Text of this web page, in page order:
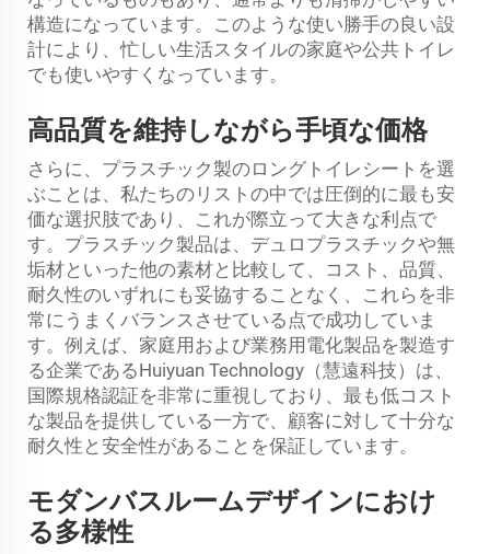
構造になっています。このような使い勝手の良い設
計により、忙しい生活スタイルの家庭や公共トイレ
でも使いやすくなっています。
高品質を維持しながら手頃な価格
さらに、プラスチック製のロングトイレシートを選
ぶことは、私たちのリストの中では圧倒的に最も安
価な選択肢であり、これが際立って大きな利点で
す。プラスチック製品は、デュロプラスチックや無
垢材といった他の素材と比較して、コスト、品質、
耐久性のいずれにも妥協することなく、これらを非
常にうまくバランスさせている点で成功していま
す。例えば、家庭用および業務用電化製品を製造す
る企業であるHuiyuan Technology（慧遠科技）は、
国際規格認証を非常に重視しており、最も低コスト
な製品を提供している一方で、顧客に対して十分な
耐久性と安全性があることを保証しています。
モダンバスルームデザインにおけ
る多様性